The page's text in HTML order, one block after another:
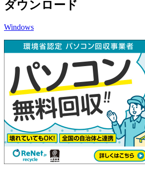
ダウンロード
Windows